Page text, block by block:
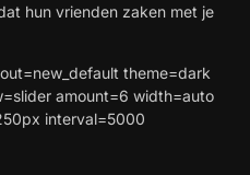
hun vrienden zaken met je
theme=dark
amount=6 width=auto
interval=5000